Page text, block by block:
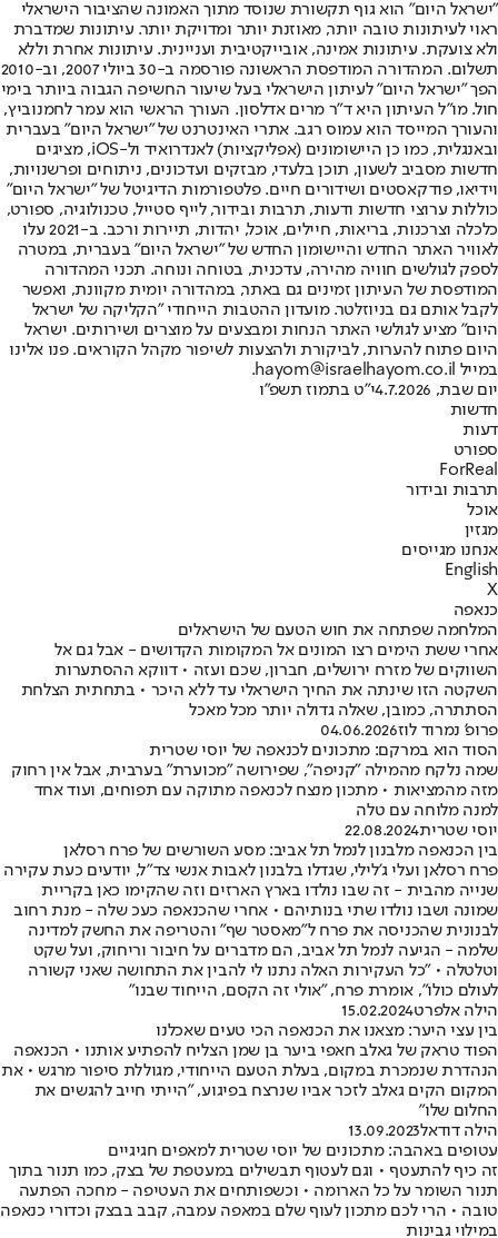
"ישראל היום" הוא גוף תקשורת שנוסד מתוך האמונה שהציבור הישראלי
ראוי לעיתונות טובה יותר, מאוזנת יותר ומדויקת יותר. עיתונות שמדברת
ולא צועקת. עיתונות אמינה, אובייקטיבית ועניינית. עיתונות אחרת וללא
תשלום. המהדורה המודפסת הראשונה פורסמה ב-30 ביולי 2007, וב-2010
הפך "ישראל היום" לעיתון הישראלי בעל שיעור החשיפה הגבוה ביותר בימי
חול. מו"ל העיתון היא ד"ר מרים אדלסון. העורך הראשי הוא עמר לחמנוביץ,
והעורך המייסד הוא עמוס רגב. אתרי האינטרנט של "ישראל היום" בעברית
ובאנגלית, כמו כן היישומונים (אפליקציות) לאנדרואיד ול-iOS, מציגים
חדשות מסביב לשעון, תוכן בלעדי, מבזקים ועדכונים, ניתוחים ופרשנויות,
וידיאו, פודקאסטים ושידורים חיים. פלטפורמות הדיגיטל של "ישראל היום"
כוללות ערוצי חדשות ודעות, תרבות ובידור, לייף סטייל, טכנולוגיה, ספורט,
כלכלה וצרכנות, בריאות, חיילים, אוכל, יהדות, תיירות ורכב. ב-2021 עלו
לאוויר האתר החדש והיישומון החדש של "ישראל היום" בעברית, במטרה
לספק לגולשים חוויה מהירה, עדכנית, בטוחה ונוחה. תכני המהדורה
המודפסת של העיתון זמינים גם באתר, במהדורה יומית מקוונת, ואפשר
לקבל אותם גם בניוזלטר. מועדון ההטבות הייחודי "הקליקה של ישראל
היום" מציע לגולשי האתר הנחות ומבצעים על מוצרים ושירותים. ישראל
היום פתוח להערות, לביקורת ולהצעות לשיפור מקהל הקוראים. פנו אלינו
במייל hayom@israelhayom.co.il.
יום שבת, 4.7.2026
י"ט בתמוז תשפ"ו
חדשות
דעות
ספורט
ForReal
תרבות ובידור
אוכל
מגזין
אנחנו מגייסים
English
X
כנאפה
המלחמה שפתחה את חוש הטעם של הישראלים
אחרי ששת הימים רצו המונים אל המקומות הקדושים - אבל גם אל
השווקים של מזרח ירושלים, חברון, שכם ועזה • דווקא ההסתערות
השקטה הזו שינתה את החיך הישראלי עד ללא היכר • בתחתית הצלחת
הסתתרה, כמובן, שאלה גדולה יותר מכל מאכל
פרופ' נמרוד לוז04.06.2026
הסוד הוא במרקם: מתכונים לכנאפה של יוסי שטרית
שמה נלקח מהמילה "קניפה", שפירושה "מכוערת" בערבית, אבל אין רחוק
מזה מהמציאות • מתכון מנצח לכנאפה מתוקה עם תפוחים, ועוד אחד
למנה מלוחה עם טלה
יוסי שטרית22.08.2024
בין הכנאפה מלבנון לנמל תל אביב: מסע השורשים של פרח רסלאן
פרח רסלאן ועלי ג'לילי, שגדלו בלבנון לאבות אנשי צד"ל, יודעים כעת עקירה
שנייה מהבית - זה שבו נולדו בארץ הארזים וזה שהקימו כאן בקריית
שמונה ושבו נולדו שתי בנותיהם • אחרי שהכנאפה כעכ שלה - מנת רחוב
לבנונית שהכניסה את פרח ל"מאסטר שף" והטריפה את החשק למדינה
שלמה - הגיעה לנמל תל אביב, הם מדברים על חיבור וריחוק, ועל שקט
וטלטלה • "כל העקירות האלה נתנו לי להבין את התחושה שאני קשורה
לעולם כולו", אומרת פרח, "אולי זה הקסם, הייחוד שבנו"
הילה אלפרט15.02.2024
בין עצי היער: מצאנו את הכנאפה הכי טעים שאכלנו
הפוד טראק של גאלב חאפי ביער בן שמן הצליח להפתיע אותנו • הכנאפה
הנהדרת שנמכרת במקום, בעלת הטעם הייחודי, מגוללת סיפור מרגש • את
המקום הקים גאלב לזכר אביו שנרצח בפיגוע, "הייתי חייב להגשים את
החלום שלו"
הילה דודאל13.09.2023
עטופים באהבה: מתכונים של יוסי שטרית למאפים חגיגיים
זה כיף להתעטף • וגם לעטוף תבשילים במעטפת של בצק, כמו תנור בתוך
תנור השומר על כל הארומה • וכשפותחים את העטיפה - מחכה הפתעה
טובה • הרי לכם מתכון לעוף שלם במאפה עמבה, קבב בבצק וכדורי כנאפה
במילוי גבינות